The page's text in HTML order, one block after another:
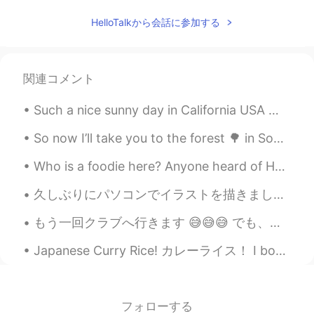
HelloTalkから会話に参加する
関連コメント
Such a nice sunny day in California USA 😎 How did you sleep? I hope you got lots of rest to star...
So now I’ll take you to the forest 🌳 in South Australia 🇦🇺 Bone Gully where the trees r the hei...
Who is a foodie here? Anyone heard of Huitlacoche aka Corn Fungus or Corn Smut?🤔 Huitlacoche is ...
久しぶりにパソコンでイラストを描きました〜 こんな簡単な絵でも、この段階まで描いて、半日もかかってしまいました😓こういうイラストは一年に1、2回しか描かなくて、腕が落ちましたね… 目がもう疲れた...
もう一回クラブへ行きます 😅😅😅 でも、今回かばんを気をつけよう。。。 On my way to dinner and the club again... hopefully this tim...
Japanese Curry Rice! カレーライス！ I bought Japanese rice recently. 私は最近日本のご飯を買いました。 It tastes swee...
フォローする